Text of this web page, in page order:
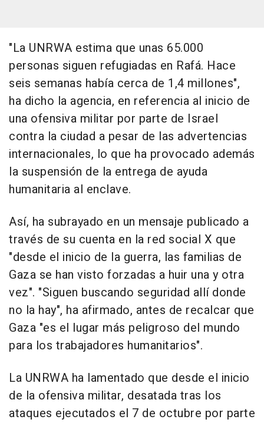
"La UNRWA estima que unas 65.000
personas siguen refugiadas en Rafá. Hace
seis semanas había cerca de 1,4 millones",
ha dicho la agencia, en referencia al inicio de
una ofensiva militar por parte de Israel
contra la ciudad a pesar de las advertencias
internacionales, lo que ha provocado además
la suspensión de la entrega de ayuda
humanitaria al enclave.
Así, ha subrayado en un mensaje publicado a
través de su cuenta en la red social X que
"desde el inicio de la guerra, las familias de
Gaza se han visto forzadas a huir una y otra
vez". "Siguen buscando seguridad allí donde
no la hay", ha afirmado, antes de recalcar que
Gaza "es el lugar más peligroso del mundo
para los trabajadores humanitarios".
La UNRWA ha lamentado que desde el inicio
de la ofensiva militar, desatada tras los
ataques ejecutados el 7 de octubre por parte